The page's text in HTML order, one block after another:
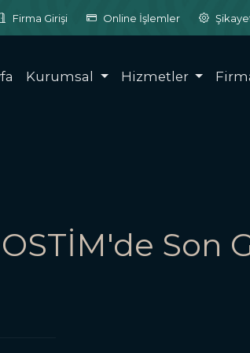
Firma Girişi Online İşlemler
Kurumsal Hizmetler
OSTİM'de Son